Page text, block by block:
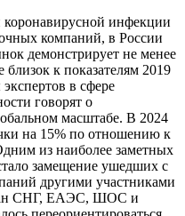
коронавирусной инфекции
компаний, в России
демонстрирует не менее
к показателям 2019
в сфере
говорят о
масштабе. В 2024
на 15% по отношению к
из наиболее заметных
замещение ушедших с
другими участниками
СНГ, ЕАЭС, ШОС и